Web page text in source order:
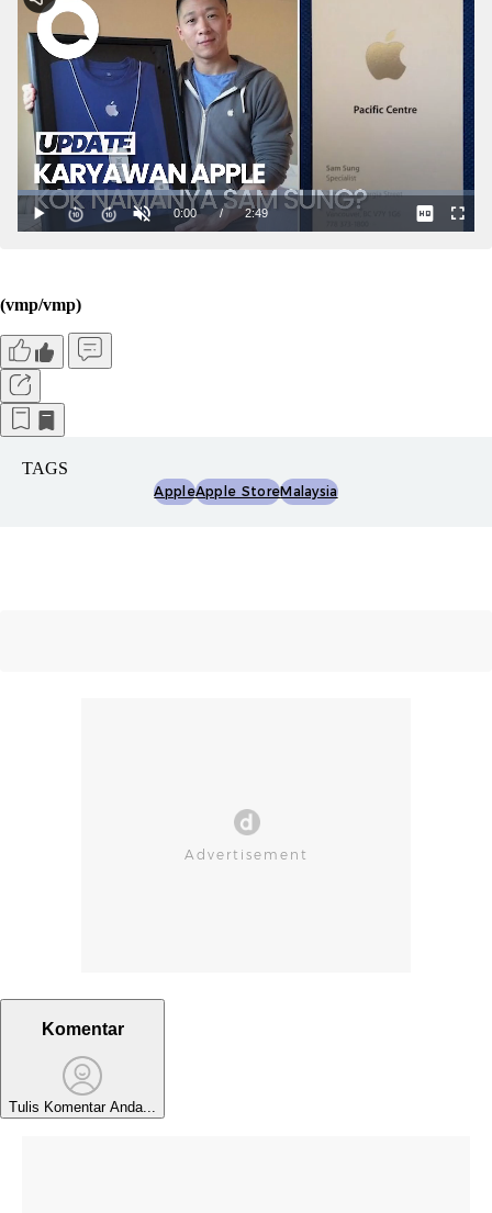
(vmp/vmp)
TAGS
AppleApple StoreMalaysia
Komentar
Tulis Komentar Anda...